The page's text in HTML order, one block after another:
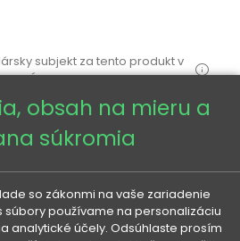
subjekt za tento produkt v
EÚ

obsah na mieru a
súkromia
so zákonmi na vaše zariadenie
súbory používame na personalizáciu
analytické účely. Odsúhlaste prosím